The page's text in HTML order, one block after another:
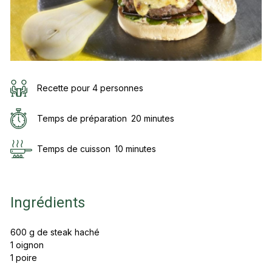
Recette pour 4 personnes
Temps de préparation 20 minutes
Temps de cuisson 10 minutes
Ingrédients
600 g de steak haché
1 oignon
1 poire